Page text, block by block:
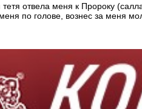
отвела меня к Пророку
по голове, вознес за меня